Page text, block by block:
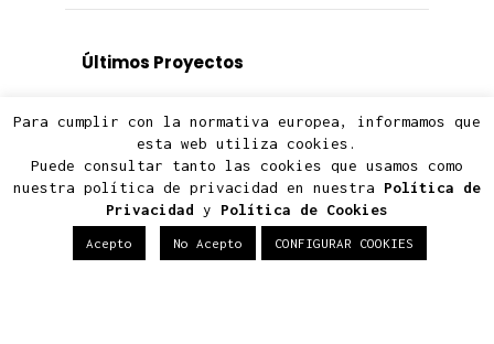
Últimos Proyectos
Proyectos
Viviendas
Edificios
Terciario
Para cumplir con la normativa europea, informamos que
esta web utiliza cookies.
Puede consultar tanto las cookies que usamos como
nuestra política de privacidad en nuestra Política de
Privacidad y Política de Cookies
Acepto No Acepto CONFIGURAR COOKIES